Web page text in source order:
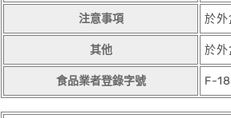
注意事項 於外
其他 於外
食品業者登錄字號 F-